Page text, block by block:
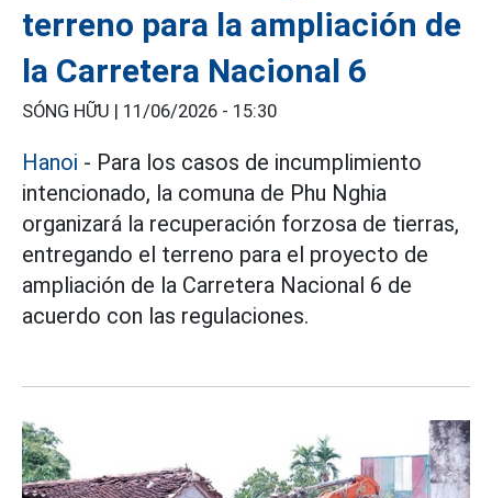
terreno para la ampliación de
la Carretera Nacional 6
SÓNG HỮU | 11/06/2026 - 15:30
Hanoi - Para los casos de incumplimiento
intencionado, la comuna de Phu Nghia
organizará la recuperación forzosa de tierras,
entregando el terreno para el proyecto de
ampliación de la Carretera Nacional 6 de
acuerdo con las regulaciones.